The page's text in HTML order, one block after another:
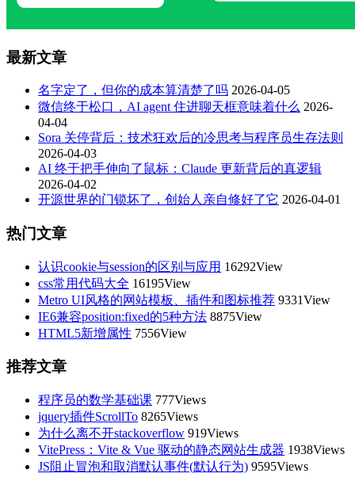
最新文章
名字定了，但你的成本算清楚了吗 2026-04-05
微信终于松口，AI agent 住进聊天框意味着什么 2026-
04-04
Sora 关停背后：技术狂欢后的冷思考与程序员生存法则
2026-04-03
AI 终于把手伸向了鼠标：Claude 更新背后的真逻辑
2026-04-02
开源世界的门锁坏了，创始人亲自修好了它 2026-04-01
热门文章
认识cookie与session的区别与应用 16292View
css常用代码大全 16195View
Metro UI风格的网站模板、插件和图标推荐 9331View
IE6兼容position:fixed的5种方法 8875View
HTML5新增属性 7556View
推荐文章
程序员的数学基础课 777Views
jquery插件ScrollTo 8265Views
为什么离不开stackoverflow 919Views
VitePress：Vite & Vue 驱动的静态网站生成器 1938Views
JS阻止冒泡和取消默认事件(默认行为) 9595Views